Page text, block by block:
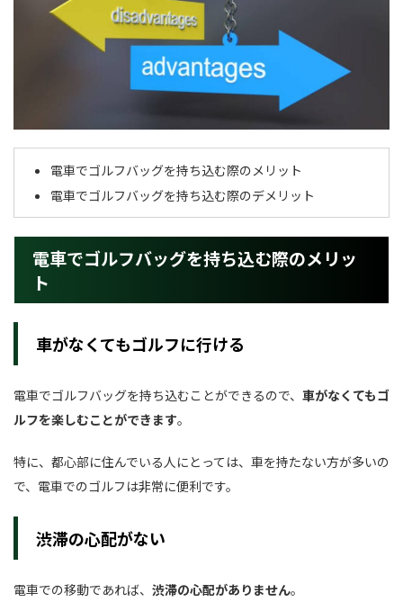
電車でゴルフバッグを持ち込む際のメリット
電車でゴルフバッグを持ち込む際のデメリット
電車でゴルフバッグを持ち込む際のメリッ
ト
車がなくてもゴルフに行ける
電車でゴルフバッグを持ち込むことができるので、 車がなくてもゴ
ルフを楽しむことができます。
特に、都心部に住んでいる人にとっては、車を持たない方が多いの
で、電車でのゴルフは非常に便利です。
渋滞の心配がない
電車での移動であれば、 渋滞の心配がありません。